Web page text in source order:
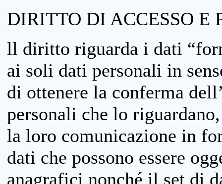
DIRITTO DI ACCESSO
ll diritto riguarda i dati
ai soli dati personali in
di ottenere la conferma
personali che lo
la loro comunicazione in
dati che possono essere
anagrafici nonché il set di